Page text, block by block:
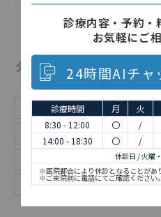
タグ
お知らせ インプラント
口腔外科
審美 審美
活動報告 矯正
総合歯科
診療内容・予約・
お気軽にご
24時間AIチャ
診療時間 月 火
8:30 - 12:00
〇 /
14:00 - 18:30
〇 /
休診日 / 火曜
※医院都合により休診となることがあ
※ご来院前に電話にてご確認ください。